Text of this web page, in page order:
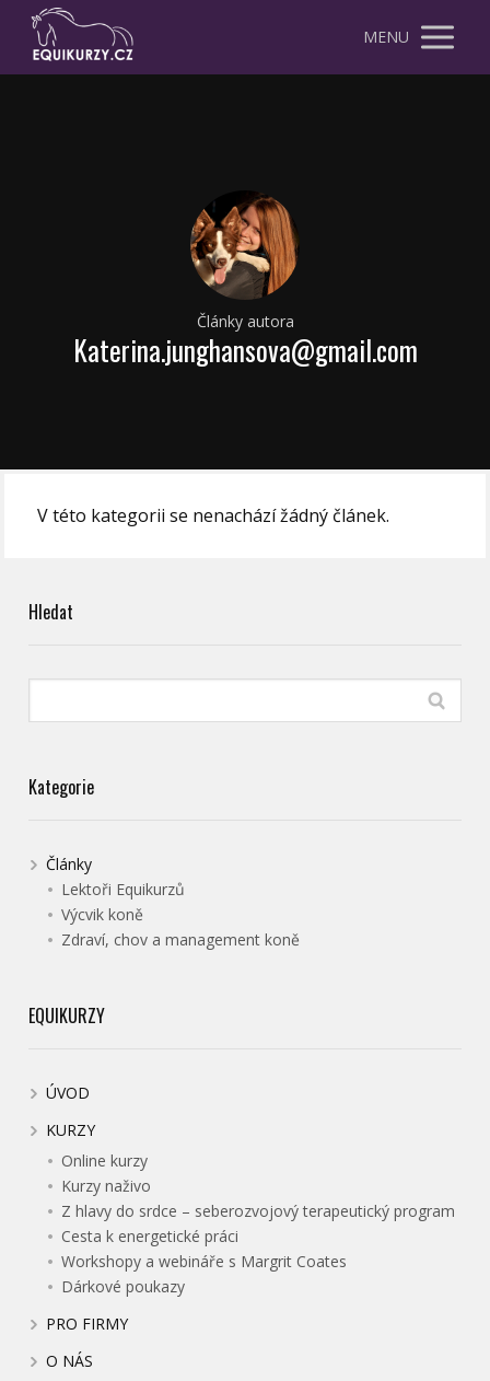
MENU
Články autora
Katerina.junghansova@gmail.com
V této kategorii se nenachází žádný článek.
Hledat
Kategorie
Články
Lektoři Equikurzů
Výcvik koně
Zdraví, chov a management koně
EQUIKURZY
ÚVOD
KURZY
Online kurzy
Kurzy naživo
Z hlavy do srdce – seberozvojový terapeutický program
Cesta k energetické práci
Workshopy a webináře s Margrit Coates
Dárkové poukazy
PRO FIRMY
O NÁS